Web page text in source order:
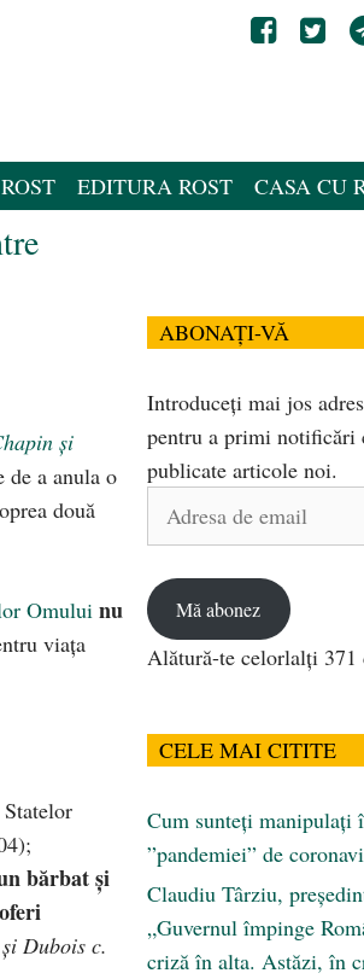
EDITURA ROST CASA CU
și
de a anula o
două
Omului nu
viața
bărbat și
Dubois c.
ABONAȚI-VĂ
Introduceți mai jos
pentru a primi notificări
publicate articole noi.
Adresa
Mă abonez
Alătură-te celorlalți 371
CELE MAI CITITE
Cum sunteți manipulați
”pandemiei” de
Claudiu Târziu,
„Guvernul împinge
criză în alta. Astăzi, în